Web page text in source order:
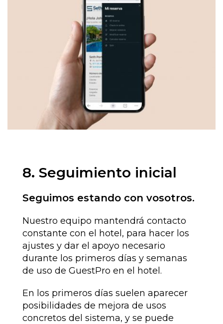
8. Seguimiento inicial
Seguimos estando con vosotros.
Nuestro equipo mantendrá contacto
constante con el hotel, para hacer los
ajustes y dar el apoyo necesario
durante los primeros días y semanas
de uso de GuestPro en el hotel.
En los primeros días suelen aparecer
posibilidades de mejora de usos
concretos del sistema, y se puede